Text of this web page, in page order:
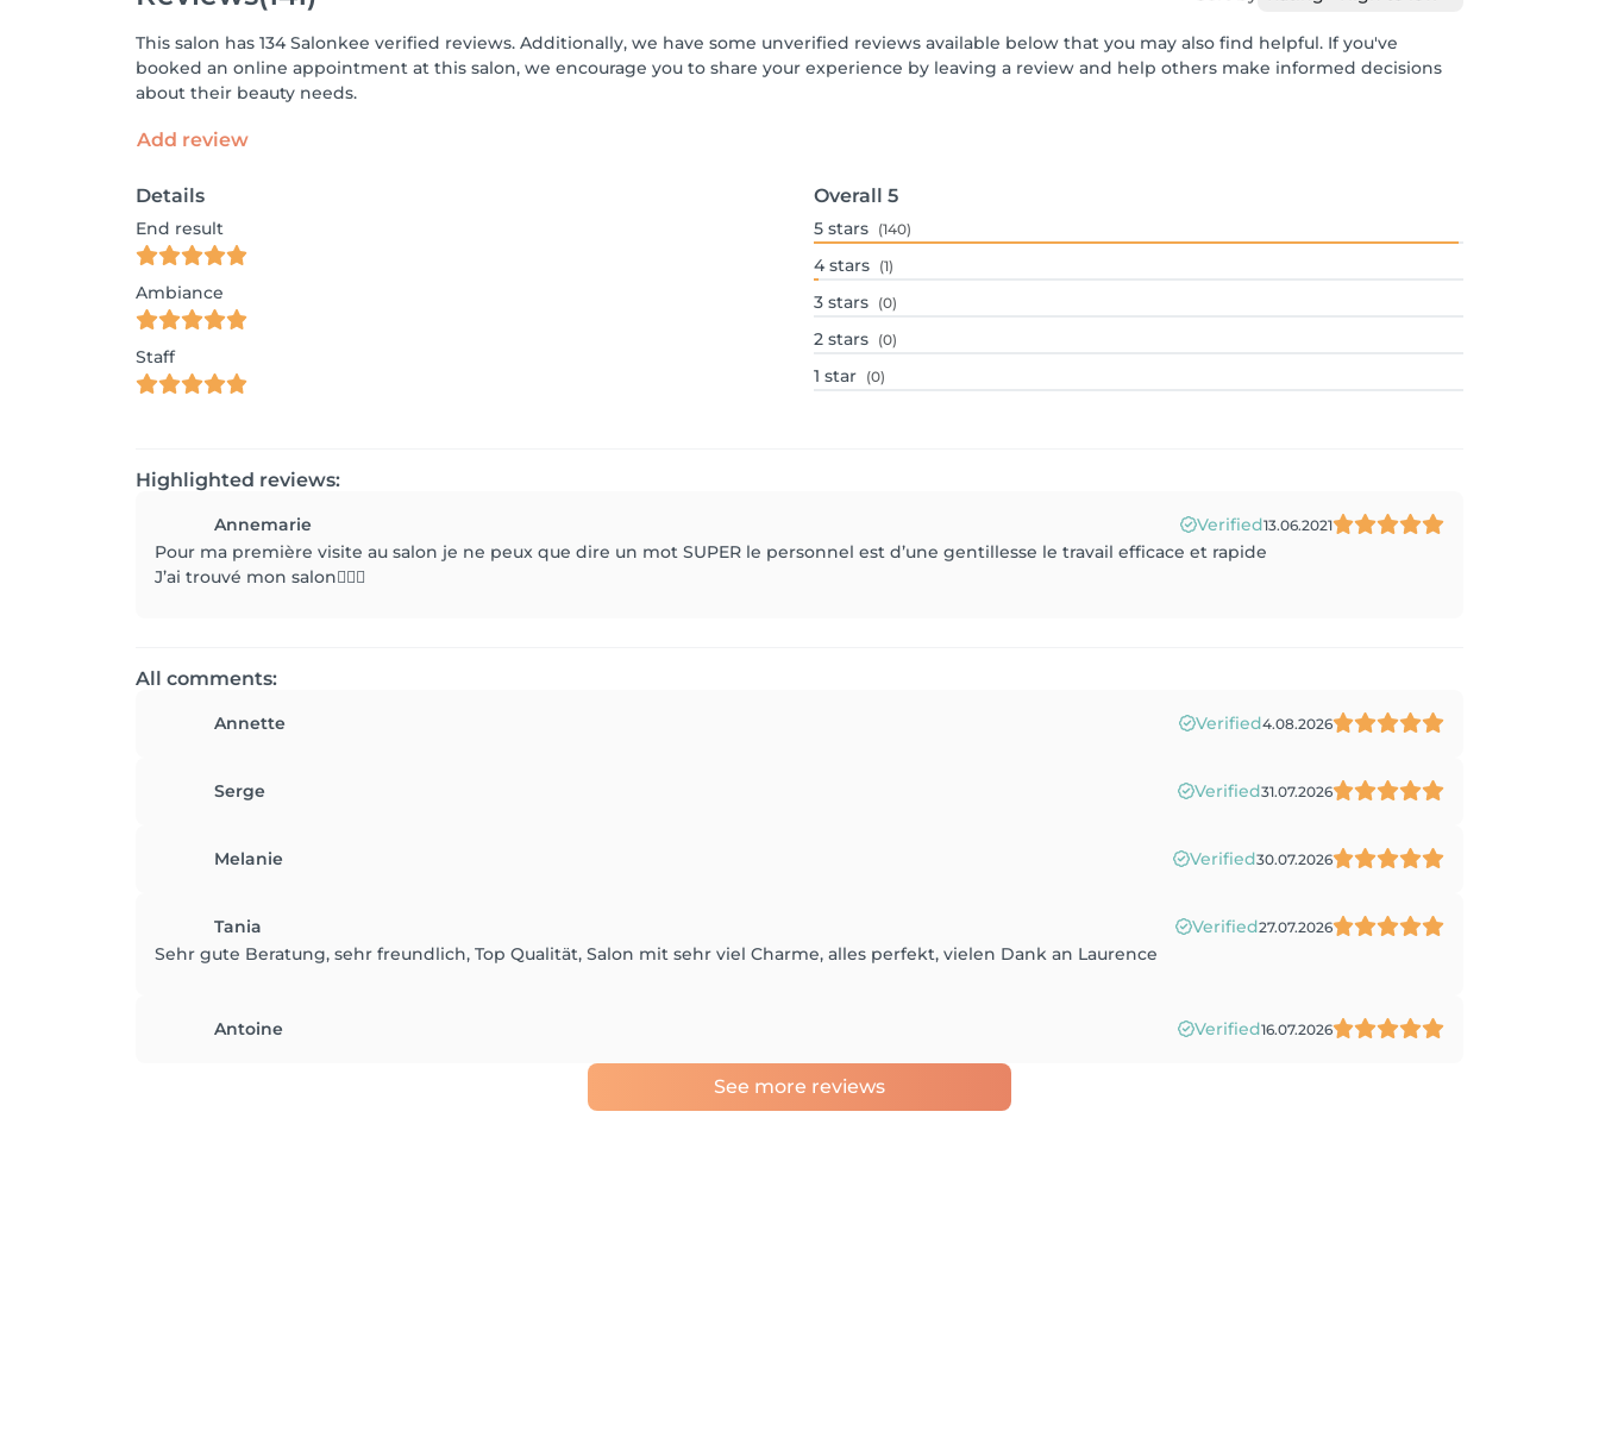
This salon has 134 Salonkee verified reviews. Additionally, we have some unverified reviews available below that you may also find helpful. If you've
booked an online appointment at this salon, we encourage you to share your experience by leaving a review and help others make informed decisions
about their beauty needs.
Add review
Details
End result
Ambiance
Staff
Overall 5
5 stars (140)
4 stars (1)
3 stars (0)
2 stars (0)
1 star (0)
Highlighted reviews:
Annemarie Verified13.06.2021
Pour ma première visite au salon je ne peux que dire un mot SUPER le personnel est d’une gentillesse le travail efficace et rapide
J’ai trouvé mon salon👍🏻😉
All comments:
Annette Verified4.08.2026
Serge Verified31.07.2026
Melanie Verified30.07.2026
Tania Verified27.07.2026
Sehr gute Beratung, sehr freundlich, Top Qualität, Salon mit sehr viel Charme, alles perfekt, vielen Dank an Laurence
Antoine Verified16.07.2026
See more reviews